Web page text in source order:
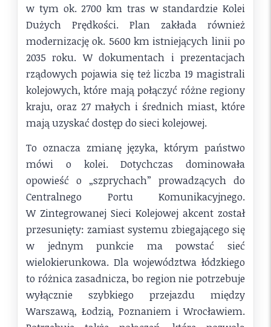
w tym ok. 2700 km tras w standardzie Kolei
Dużych Prędkości. Plan zakłada również
modernizację ok. 5600 km istniejących linii po
2035 roku. W dokumentach i prezentacjach
rządowych pojawia się też liczba 19 magistrali
kolejowych, które mają połączyć różne regiony
kraju, oraz 27 małych i średnich miast, które
mają uzyskać dostęp do sieci kolejowej.
To oznacza zmianę języka, którym państwo
mówi o kolei. Dotychczas dominowała
opowieść o „szprychach” prowadzących do
Centralnego Portu Komunikacyjnego.
W Zintegrowanej Sieci Kolejowej akcent został
przesunięty: zamiast systemu zbiegającego się
w jednym punkcie ma powstać sieć
wielokierunkowa. Dla województwa łódzkiego
to różnica zasadnicza, bo region nie potrzebuje
wyłącznie szybkiego przejazdu między
Warszawą, Łodzią, Poznaniem i Wrocławiem.